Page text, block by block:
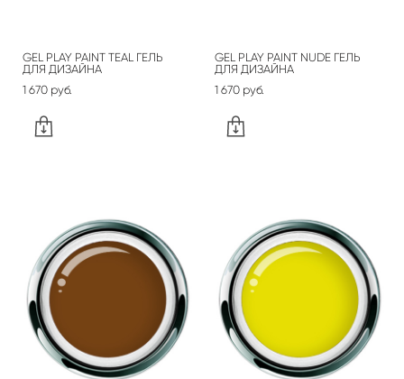
GEL PLAY PAINT TEAL ГЕЛЬ
ДЛЯ ДИЗАЙНА
1 670 pуб.
GEL PLAY PAINT NUDE ГЕЛЬ
ДЛЯ ДИЗАЙНА
1 670 pуб.